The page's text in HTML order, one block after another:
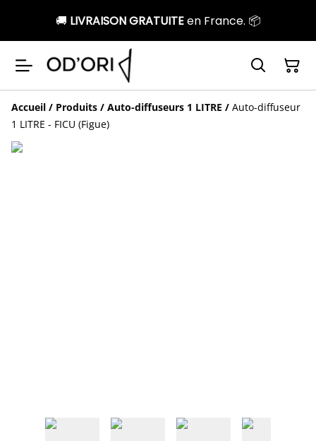
🚚 LIVRAISON GRATUITEen France. 📦
Accueil / Produits / Auto-diffuseurs 1 LITRE / Auto-diffuseur
1 LITRE - FICU (Figue)